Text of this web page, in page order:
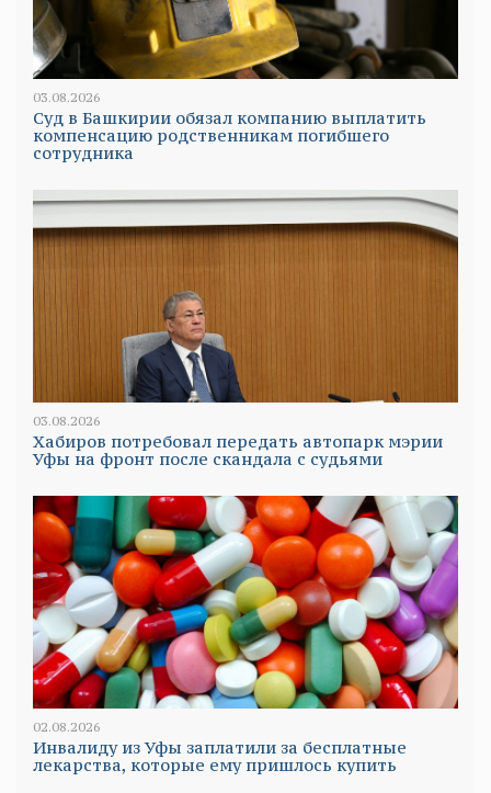
03.08.2026
Суд в Башкирии обязал компанию выплатить
компенсацию родственникам погибшего
сотрудника
03.08.2026
Хабиров потребовал передать автопарк мэрии
Уфы на фронт после скандала с судьями
02.08.2026
Инвалиду из Уфы заплатили за бесплатные
лекарства, которые ему пришлось купить